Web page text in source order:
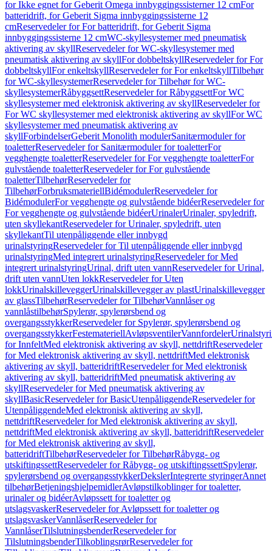
for Ikke egnet for Geberit Omega innbyggingssisterner 12 cmFor
batteridrift, for Geberit Sigma innbyggingssisterne 12
cmReservedeler for For batteridrift, for Geberit Sigma
innbyggingssisterne 12 cmWC-skyllesystemer med pneumatisk
aktivering av skyllReservedeler for WC-skyllesystemer med
pneumatisk aktivering av skyllFor dobbeltskyllReservedeler for For
dobbeltskyllFor enkeltskyllReservedeler for For enkeltskyllTilbehør
for WC-skyllesystemerReservedeler for Tilbehør for WC-
skyllesystemerRåbyggsettReservedeler for RåbyggsettFor WC
skyllesystemer med elektronisk aktivering av skyllReservedeler for
For WC skyllesystemer med elektronisk aktivering av skyllFor WC
skyllesystemer med pneumatisk aktivering av
skyllForbindelserGeberit Monolith modulerSanitærmoduler for
toaletterReservedeler for Sanitærmoduler for toaletterFor
vegghengte toaletterReservedeler for For vegghengte toaletterFor
gulvstående toaletterReservedeler for For gulvstående
toaletterTilbehørReservedeler for
TilbehørForbruksmateriellBidémodulerReservedeler for
BidémodulerFor vegghengte og gulvstående bidéerReservedeler for
For vegghengte og gulvstående bidéerUrinalerUrinaler, spyledrift,
uten skyllekantReservedeler for Urinaler, spyledrift, uten
skyllekantTil utenpåliggende eller innbygd
urinalstyringReservedeler for Til utenpåliggende eller innbygd
urinalstyringMed integrert urinalstyringReservedeler for Med
integrert urinalstyringUrinal, drift uten vannReservedeler for Urinal,
drift uten vannUten lokkReservedeler for Uten
lokkUrinalskilleveggerUrinalskillevegger av plastUrinalskillevegger
av glassTilbehørReservedeler for TilbehørVannlåser og
vannlåstilbehørSpylerør, spylerørsbend og
overgangsstykkerReservedeler for Spylerør, spylerørsbend og
overgangsstykkerFestemateriellAvløpsventilerVannfordeler
for InnfeltMed elektronisk aktivering av skyll, nettdriftReservedeler
for Med elektronisk aktivering av skyll, nettdriftMed elektronisk
aktivering av skyll, batteridriftReservedeler for Med elektronisk
aktivering av skyll, batteridriftMed pneumatisk aktivering av
skyllReservedeler for Med pneumatisk aktivering av
skyllBasicReservedeler for BasicUtenpåliggendeReservedeler for
UtenpåliggendeMed elektronisk aktivering av skyll,
nettdriftReservedeler for Med elektronisk aktivering av skyll,
nettdriftMed elektronisk aktivering av skyll, batteridriftReservedeler
for Med elektronisk aktivering av skyll,
batteridriftTilbehørReservedeler for TilbehørRåbygg- og
utskiftingssettReservedeler for Råbygg- og utskiftingssettSpylerør,
spylerørsbend og overgangsstykkerDekslerIntegrerte styringerAnnet
tilbehørBetjeningshjelpemidlerAvløpstilkoblinger for toaletter,
urinaler og bidéerAvløpssett for toaletter og
utslagsvaskerReservedeler for Avløpssett for toaletter og
utslagsvaskerVannlåserReservedeler for
VannlåserTilslutningsbenderReservedeler for
TilslutningsbenderTilkoblingsrørReservedeler for